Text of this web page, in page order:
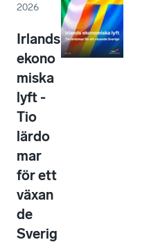
2026
Irlands
ekono
miska
lyft -
Tio
lärdo
mar
för ett
växan
de
Sverig